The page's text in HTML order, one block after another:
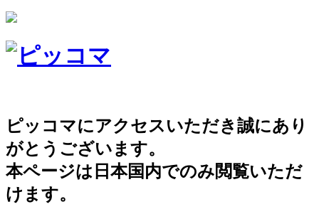
ピッコマにアクセスいただき誠にあり
がとうございます。
本ページは日本国内でのみ閲覧いただ
けます。